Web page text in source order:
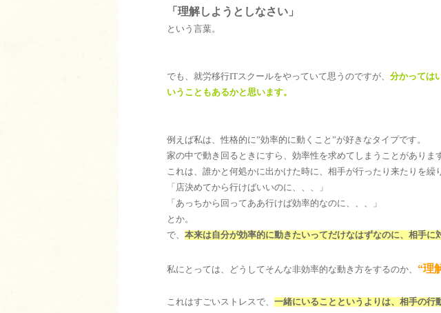
「理解しようとしなさい」
という言葉。
でも、就労移行ITスクールをやっていて思うのですが、 分かっては
いうこともあるかと思います。
例えば私は、性格的に”効率的に動くこと”が好きなタイプです。
家の中で動き回るときにすら、効率性を求めてしまうことがありま
これは、誰かと何処かに出かけた時に、相手が行ったり来たりを
「店決めてから行けばいいのに、、、」
「あっちから回ってああ行けば効率的なのに、、、」
とか。
で、 本来は自分が効率的に動きたいってだけなはずなのに、相手に
私にとっては、どうしてそんな非効率的な動き方をするのか、 “理
これはすごいストレスで、 一緒にいることというよりは、相手の行